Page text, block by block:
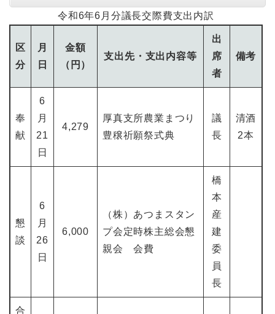
令和6年6月分議長交際費支出内訳
区
分
月
日
金額
（円）
支出先・支出内容等
出
席
者
備考
奉
献
6
月
21
日
4,279
厚真支所農業まつり
豊穣祈願祭式典
議
長
清酒
2本
懇
談
6
月
26
日
6,000
（株）あつまスタン
プ会定時株主総会懇
親会 会費
橋
本
産
建
委
員
長
合